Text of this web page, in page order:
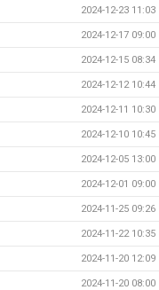
2024-12-23 11:03
2024-12-17 09:00
2024-12-15 08:34
2024-12-12 10:44
2024-12-11 10:30
2024-12-10 10:45
2024-12-05 13:00
2024-12-01 09:00
2024-11-25 09:26
2024-11-22 10:35
2024-11-20 12:09
2024-11-20 08:00